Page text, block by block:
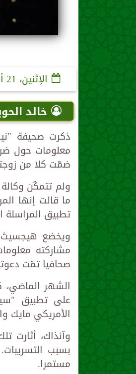
الإثنين، 21 أبريل 2025
خالد
ذكرت صحيفة
معلومات حول
ضمّت كلا من
ولم تتمكّن
ما قالت إنها
تطبيق المراسلة
ويخضع
صحافيا تمّت
الشهر
على تطبيق
الأمريكي مايك
وآنذاك، أثارت
بسبب
مستمرا.